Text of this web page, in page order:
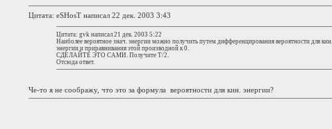
Цитата: eSHosT написал 22 дек. 2003 3:43
Цитата: gvk написал 21 дек. 2003 5:22
Наиболее вероятное знач. энергии можно получить путем дифференцирования вероятности для кин.
энергии и приравнивания этой производной к 0.
СДЕЛАЙТЕ ЭТО САМИ. Получите T/2.
Отсюда ответ.
Че-то я не соображу, что это за формула вероятности для кин. энергии?